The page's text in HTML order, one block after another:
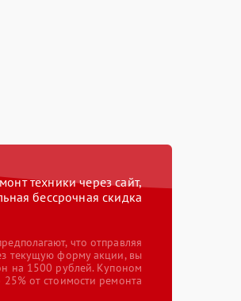
техники через сайт,
бессрочная скидка
что отправляя
текущую форму акции, вы
на 1500 рублей. Купоном
от стоимости ремонта